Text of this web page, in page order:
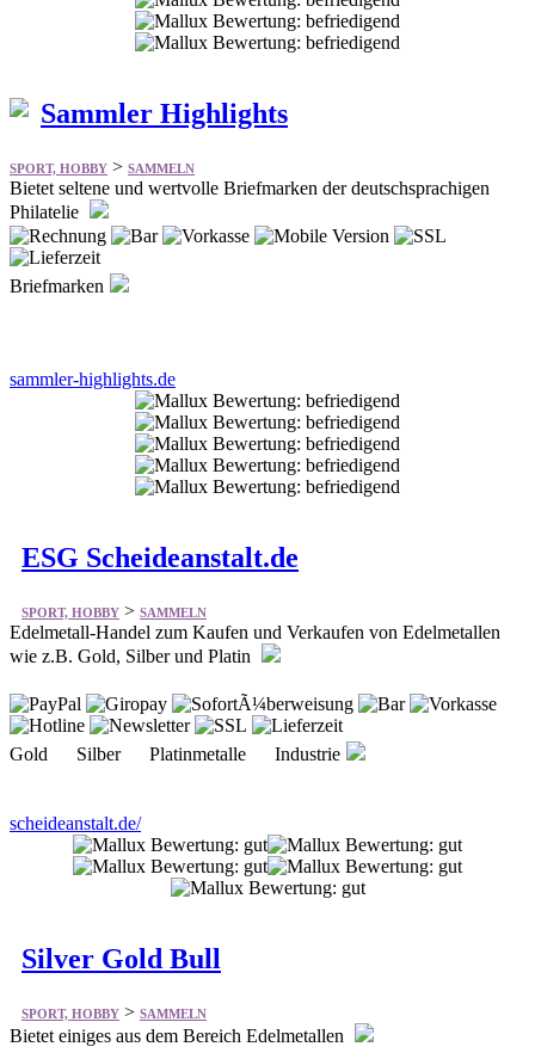
Sammler Highlights
SPORT, HOBBY> SAMMELN
Bietet seltene und wertvolle Briefmarken der deutschsprachigen
Briefmarken
ESG Scheideanstalt.de
SPORT, HOBBY >SAMMELN
Edelmetall-Handel zum Kaufen und Verkaufen von Edelmetallen
Gold Silber Platinmetalle Industrie
scheideanstalt.de/
Silver Gold Bull
SPORT, HOBBY> SAMMELN
Bietet einiges aus dem Bereich Edelmetallen